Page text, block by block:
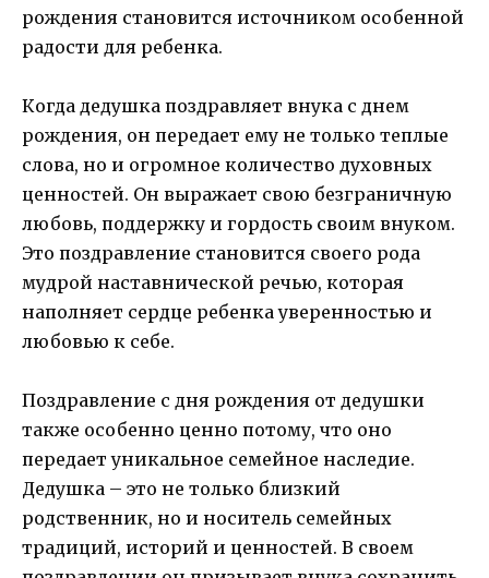
рождения становится источником особенной
радости для ребенка.
Когда дедушка поздравляет внука с днем
рождения, он передает ему не только теплые
слова, но и огромное количество духовных
ценностей. Он выражает свою безграничную
любовь, поддержку и гордость своим внуком.
Это поздравление становится своего рода
мудрой наставнической речью, которая
наполняет сердце ребенка уверенностью и
любовью к себе.
Поздравление с дня рождения от дедушки
также особенно ценно потому, что оно
передает уникальное семейное наследие.
Дедушка – это не только близкий
родственник, но и носитель семейных
традиций, историй и ценностей. В своем